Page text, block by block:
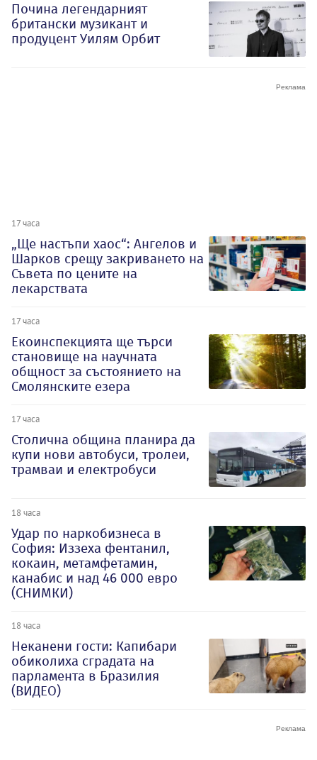
Почина легендарният
британски музикант и
продуцент Уилям Орбит
17 часа
„Ще настъпи хаос“: Ангелов и
Шарков срещу закриването на
Съвета по цените на
лекарствата
17 часа
Екоинспекцията ще търси
становище на научната
общност за състоянието на
Смолянските езера
17 часа
Столична община планира да
купи нови автобуси, тролеи,
трамваи и електробуси
18 часа
Удар по наркобизнеса в
София: Иззеха фентанил,
кокаин, метамфетамин,
канабис и над 46 000 евро
(СНИМКИ)
18 часа
Неканени гости: Капибари
обиколиха сградата на
парламента в Бразилия
(ВИДЕО)